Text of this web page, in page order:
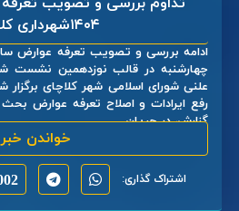
۱۴۰۴شهرداری کلاچای
چهارشنبه در قالب نوزدهمین نشست
علنی شورای اسلامی شهر کلاچای
رفع ایرادات و اصلاح تعرفه عوارض بحث
گزارش، در جریان ...
خواندن خبر
اشتراک گذاری: